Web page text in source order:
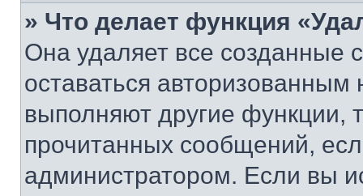
» Что делает функция
Она удаляет все созданные
оставаться
выполняют другие функции,
прочитанных сообщений,
администратором. Если вы